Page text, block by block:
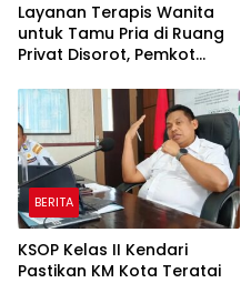
Layanan Terapis Wanita
untuk Tamu Pria di Ruang
Privat Disorot, Pemkot
Perizinan Rumah Pijat Utami
BERITA
KSOP Kelas II Kendari
Pastikan KM Kota Teratai